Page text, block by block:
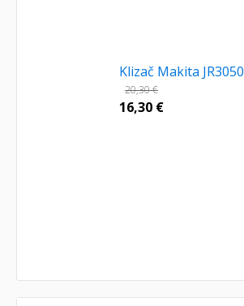
Klizač Makita JR3050
20,30€
16,30 €